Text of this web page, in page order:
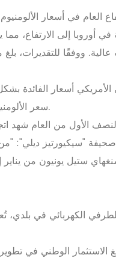
العام في أسعار
أوروبا إلى الارتفاع،
أسعار الفائدة
سعر الألومنيوم في شنغهاي إلى 18,600 يوان/طن، بينما انخفض سعر الألومنيوم في لندن إلى 2,420 دولارًا أمريكيًا/طن.
الأول من العام شهد